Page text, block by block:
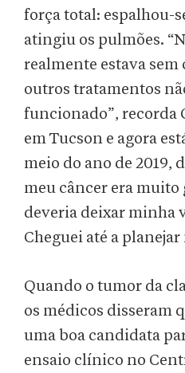
força total: espalhou-
atingiu os pulmões.
realmente estava sem
outros tratamentos
funcionado”, recorda
em Tucson e agora
meio do ano de 2019,
meu câncer era muito
deveria deixar minha
Cheguei até a
Quando o tumor da
os médicos disseram
uma boa candidata
ensaio clínico no